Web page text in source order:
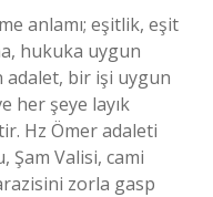
anlamı; eşitlik, eşit
hukuka uygun
adalet, bir işi uygun
her şeye layık
Hz Ömer adaleti
Şam Valisi, cami
zorla gasp